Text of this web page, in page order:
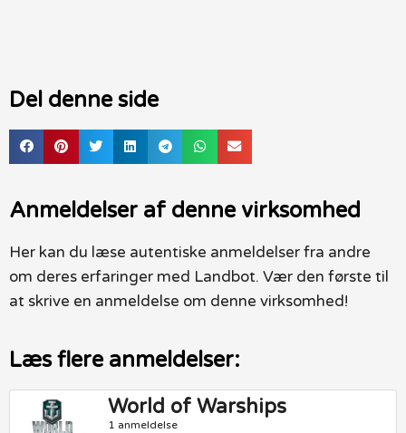
Del denne side
Anmeldelser af denne virksomhed
Her kan du læse autentiske anmeldelser fra andre
om deres erfaringer med Landbot. Vær den første til
at skrive en anmeldelse om denne virksomhed!
Læs flere anmeldelser:
World of Warships
1 anmeldelse